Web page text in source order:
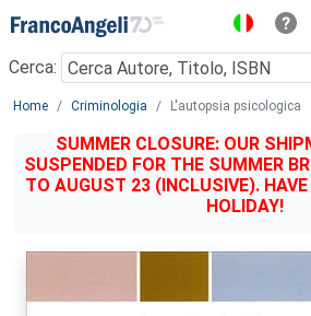
Menu
Cerca:
Main content
Home Criminologia L'autopsia psicologica
SUMMER CLOSURE: OUR
SUSPENDED FOR THE SUMMER
TO AUGUST 23 (INCLUSIVE).
HOLIDAY!